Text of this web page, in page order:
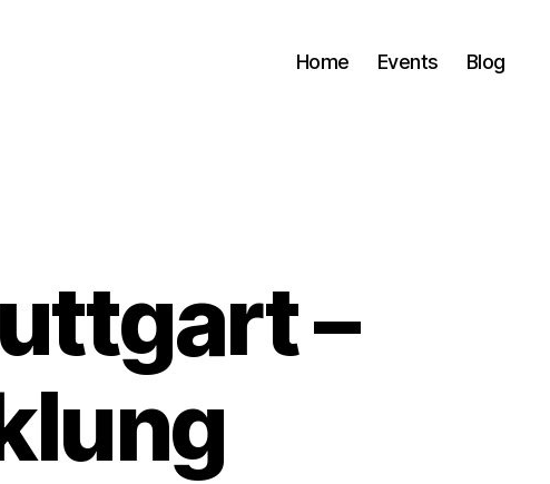
Home Events Blog
–